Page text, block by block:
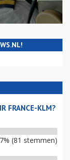
FRANCE-KLM?
(81 stemmen)